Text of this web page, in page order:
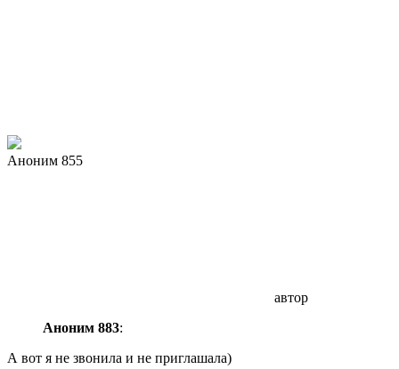
Аноним 855
автор
Аноним 883:
А вот я не звонила и не приглашала)